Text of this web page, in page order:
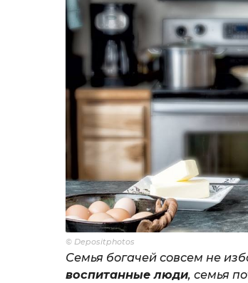
© Depositphotos
Семья богачей совсем не
воспитанные люди, семья